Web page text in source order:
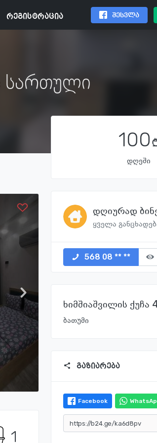
რეგისტრაცია შესვლა
სართული
1
100
დღეში
დღიურად
ყველა
568 08 ** **
ხიმშიაშვილის ქუჩა
ბათუმი
გაზიარება
Facebook